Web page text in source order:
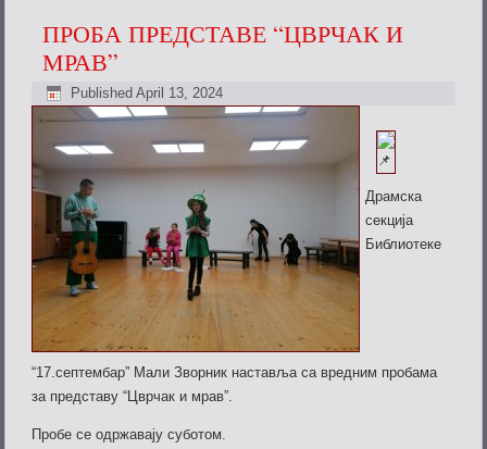
ПРОБА ПРЕДСТАВЕ “ЦВРЧАК И
МРАВ”
Published April 13, 2024
Драмска
секција
Библиотеке
“17.септембар” Мали Зворник наставља са вредним пробама
за представу “Цврчак и мрав”.
Пробе се одржавају суботом.